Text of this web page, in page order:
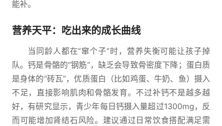
能补。
营养天平：吃出来的成长曲线
当同龄人都在“窜个子”时，营养失衡可能让孩子掉
队。钙是骨骼的“钢筋”，缺乏会导致骨密度下降；蛋白质
是身体的“砖瓦”，优质蛋白（比如鸡蛋、牛奶、鱼）摄入
不足，直接影响肌肉和骨骼发育。不过补钙不是越多越
好，有研究显示，青少年每日钙摄入量超过1300mg，反
而可能增加肾结石风险。建议通过日常饮食搭配满足需